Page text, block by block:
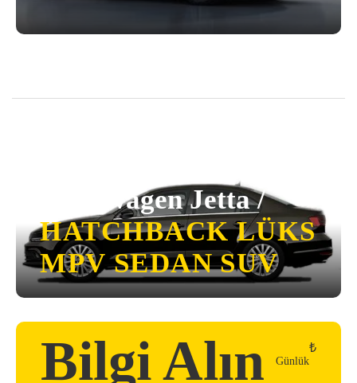
Volkswagen Jetta /
HATCHBACK LÜKS
MPV SEDAN SUV
Bilgi Alın Günlük
₺